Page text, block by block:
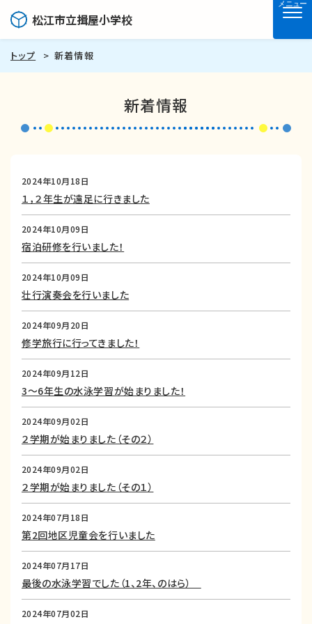
松江市立揖屋小学校
メニュー
トップ 新着情報
新着情報
2024年10月18日
１，２年生が遠足に行きました
2024年10月09日
宿泊研修を行いました！
2024年10月09日
壮行演奏会を行いました
2024年09月20日
修学旅行に行ってきました！
2024年09月12日
3～6年生の水泳学習が始まりました！
2024年09月02日
２学期が始まりました（その２）
2024年09月02日
２学期が始まりました（その１）
2024年07月18日
第2回地区児童会を行いました
2024年07月17日
最後の水泳学習でした（1、2年、のはら）
2024年07月02日